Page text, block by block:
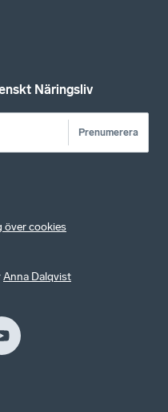
Näringsliv
Prenumerera
över cookies
Anna Dalqvist